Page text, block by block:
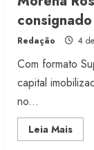
consignado
Redação 4
Com formato
capital
no...
Leia MaisRead
more